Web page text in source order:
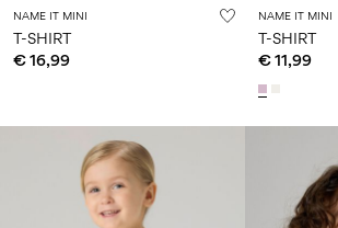
NAME IT MINI
T-SHIRT
€ 16,99
NAME IT MINI
T-SHIRT
€ 11,99